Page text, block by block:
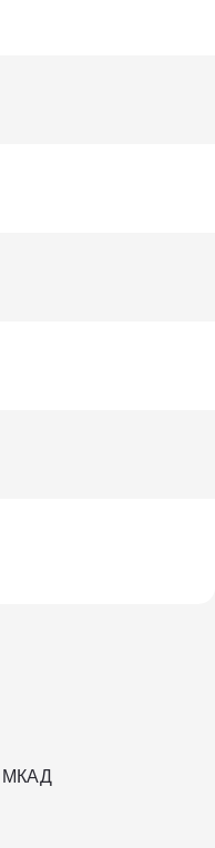
МКАД